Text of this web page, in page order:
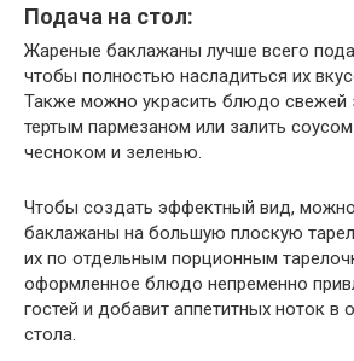
Подача на стол:
Жареные баклажаны лучше всего
чтобы полностью насладиться их
Также можно украсить блюдо свежей
тертым пармезаном или залить
чесноком и зеленью.
Чтобы создать эффектный вид,
баклажаны на большую плоскую
их по отдельным порционным
оформленное блюдо непременно
гостей и добавит аппетитных ноток
стола.